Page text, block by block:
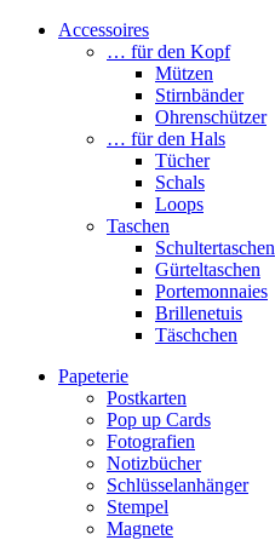
Accessoires
… für den Kopf
Mützen
Stirnbänder
Ohrenschützer
… für den Hals
Tücher
Schals
Loops
Taschen
Schultertaschen
Gürteltaschen
Portemonnaies
Brillenetuis
Täschchen
Papeterie
Postkarten
Pop up Cards
Fotografien
Notizbücher
Schlüsselanhänger
Stempel
Magnete